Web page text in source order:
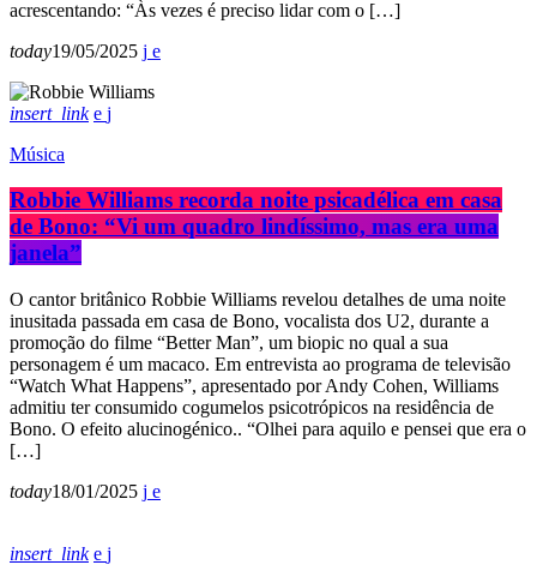
acrescentando: “Às vezes é preciso lidar com o […]
today19/05/2025
insert_link
Música
Robbie Williams recorda noite psicadélica em casa
de Bono: “Vi um quadro lindíssimo, mas era uma
janela”
O cantor britânico Robbie Williams revelou detalhes de uma noite
inusitada passada em casa de Bono, vocalista dos U2, durante a
promoção do filme “Better Man”, um biopic no qual a sua
personagem é um macaco. Em entrevista ao programa de televisão
“Watch What Happens”, apresentado por Andy Cohen, Williams
admitiu ter consumido cogumelos psicotrópicos na residência de
Bono. O efeito alucinogénico.. “Olhei para aquilo e pensei que era o
[…]
today18/01/2025
insert_link